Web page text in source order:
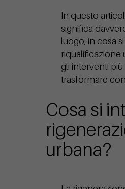
In questo
significa
luogo, in cosa
riqualificazione
gli interventi
trasformare
Cosa si
urbana?